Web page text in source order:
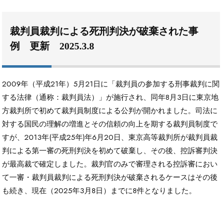
裁判員裁判による死刑判決が破棄された事
例 更新 2025.3.8
2009年（平成21年）5月21日に「裁判員の参加する刑事裁判に関
する法律（通称：裁判員法）」が施行され、同年8月3日に東京地
方裁判所で初めて裁判員制度による公判が開かれました。司法に
対する国民の理解の増進とその信頼の向上を期する裁判員制度で
すが、2013年(平成25年)年6月20日、東京高等裁判所が裁判員裁
判による第一審の死刑判決を初めて破棄し、その後、控訴審判決
が最高裁で確定しました。裁判官のみで審理される控訴審におい
て一審・裁判員裁判による死刑判決が破棄されるケースはその後
も続き、現在（2025年3月8日）までに8件となりました。